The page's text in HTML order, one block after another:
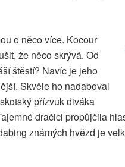
o něco více. Kocour
že něco skrývá. Od
štěstí? Navíc je jeho
Skvěle ho nadaboval
přízvuk diváka
dračici propůjčila
známých hvězd je